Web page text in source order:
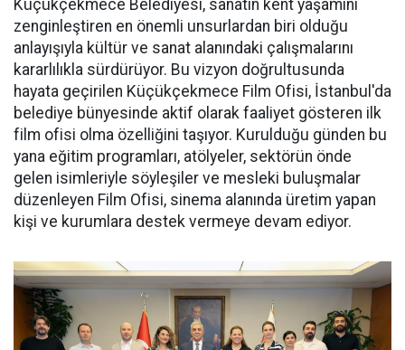
Küçükçekmece Belediyesi, sanatın kent yaşamını
zenginleştiren en önemli unsurlardan biri olduğu
anlayışıyla kültür ve sanat alanındaki çalışmalarını
kararlılıkla sürdürüyor. Bu vizyon doğrultusunda
hayata geçirilen Küçükçekmece Film Ofisi, İstanbul'da
belediye bünyesinde aktif olarak faaliyet gösteren ilk
film ofisi olma özelliğini taşıyor. Kurulduğu günden bu
yana eğitim programları, atölyeler, sektörün önde
gelen isimleriyle söyleşiler ve mesleki buluşmalar
düzenleyen Film Ofisi, sinema alanında üretim yapan
kişi ve kurumlara destek vermeye devam ediyor.